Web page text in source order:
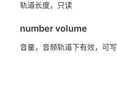
轨道长度，只读
number volume
音量，音频轨道下有效，可写